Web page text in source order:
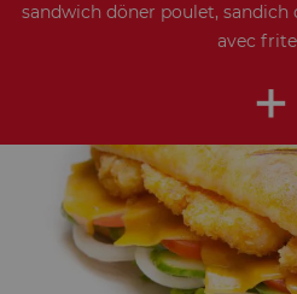
sandwich döner poulet, sandich
avec
+